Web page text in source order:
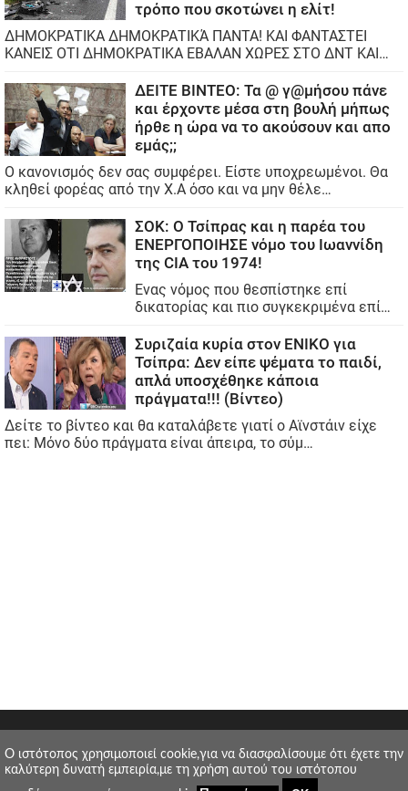
O ιστότοπος χρησιμοποιεί cookie,για να διασφαλίσουμε ότι έχετε την
καλύτερη δυνατή εμπειρία,με τη χρήση αυτού του ιστότοπου